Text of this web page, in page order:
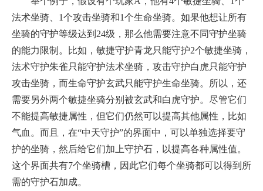
法术坐骑、1个攻击坐骑和1个生命坐骑。如果他想让所有
坐骑的守护等级达到24级，那么他需要注意不同守护坐骑
的能力限制。比如，敏捷守护青龙只能守护2个敏捷坐骑，
法术守护朱雀只能守护法术坐骑，攻击守护白虎只能守护
攻击坐骑，而生命守护玄武只能守护生命坐骑。所以，还
需要另外两个敏捷坐骑分别被玄武和白虎守护。尽管它们
不能提高敏捷属性，但它们仍然可以提高其他属性，比如
气血。而且，在“中天守护”的界面中，可以单独选择要守
护的坐骑，然后给它们加上守护石，以提高各种属性值。
这个界面共有7个坐骑槽，因此它们每个坐骑都可以得到所
需的守护石加成。